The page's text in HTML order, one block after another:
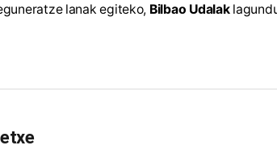
lanak egiteko, Bilbao Udalak